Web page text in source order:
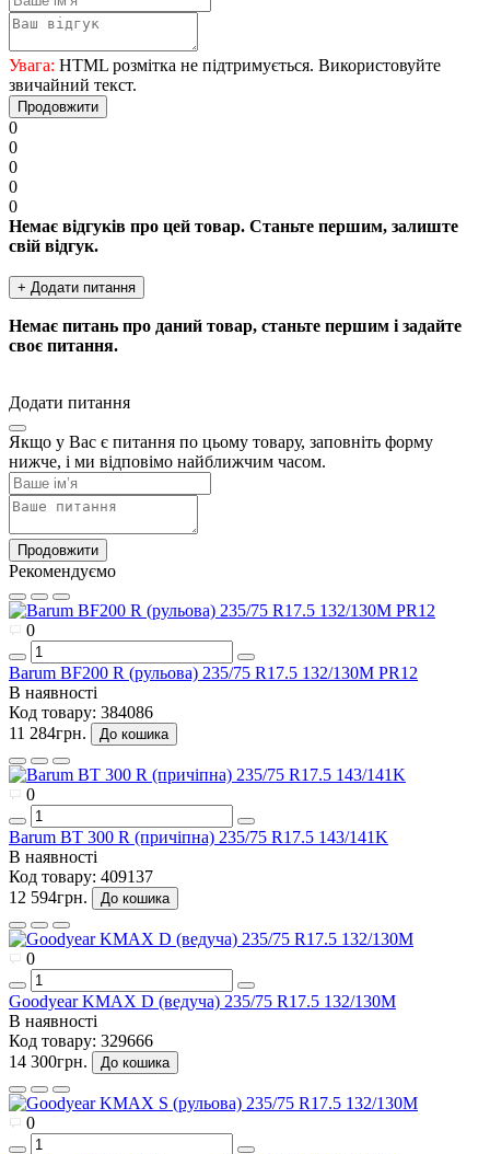
Увага: HTML розмітка не підтримується. Використовуйте
звичайний текст.
Продовжити
0
0
0
0
0
Немає відгуків про цей товар. Станьте першим, залиште
свій відгук.
+ Додати питання
Немає питань про даний товар, станьте першим і задайте
своє питання.
Додати питання
Якщо у Вас є питання по цьому товару, заповніть форму
нижче, і ми відповімо найближчим часом.
Продовжити
Рекомендуємо
0
Barum BF200 R (рульова) 235/75 R17.5 132/130M PR12
В наявності
Код товару: 384086
11 284грн.
До кошика
0
Barum BT 300 R (причіпна) 235/75 R17.5 143/141K
В наявності
Код товару: 409137
12 594грн.
До кошика
0
Goodyear KMAX D (ведуча) 235/75 R17.5 132/130M
В наявності
Код товару: 329666
14 300грн.
До кошика
0